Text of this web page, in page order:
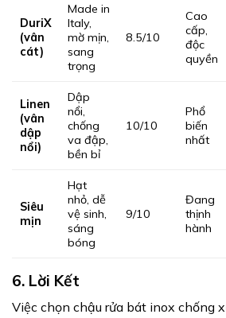
DuriX
(vân
cát)
Made in
Italy,
mờ mịn,
sang
trọng
8.5/10
Cao
cấp,
độc
quyền
Linen
(vân
dập
nổi)
Dập
nổi,
chống
va đập,
bền bỉ
10/10
Phổ
biến
nhất
Siêu
mịn
Hạt
nhỏ, dễ
vệ sinh,
sáng
bóng
9/10
Đang
thịnh
hành
6. Lời Kết
Việc chọn chậu rửa bát inox chống